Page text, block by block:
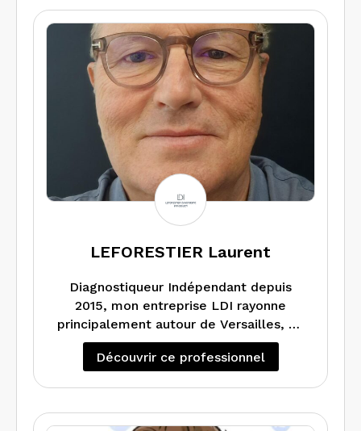
LEFORESTIER Laurent
Diagnostiqueur Indépendant depuis
2015, mon entreprise LDI rayonne
principalement autour de Versailles, de
Noisy le Roi à l’Ouest Parisien, de Saint
Nom la Bretèche à Bougival, de la Celle
obligatoires pour toutes les
Découvrir ce professionnel